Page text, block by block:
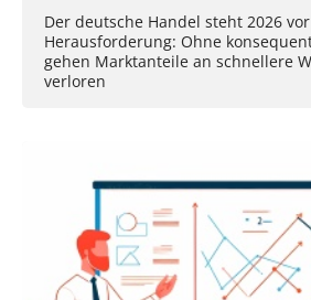
Der deutsche Handel steht 2026
Herausforderung: Ohne
gehen Marktanteile an schnellere
verloren